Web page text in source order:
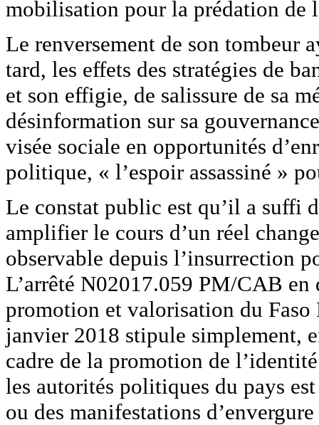
mobilisation pour la prédation de
Le renversement de son tombeur
tard, les effets des stratégies de
et son effigie, de salissure de sa
désinformation sur sa
visée sociale en opportunités
politique, « l’espoir assassiné »
Le constat public est qu’il a suffi
amplifier le cours d’un réel
observable depuis l’insurrection
L’arrêté N02017.059 PM/CAB
promotion et valorisation du
janvier 2018 stipule simplement,
cadre de la promotion de
les autorités politiques du pays
ou des manifestations